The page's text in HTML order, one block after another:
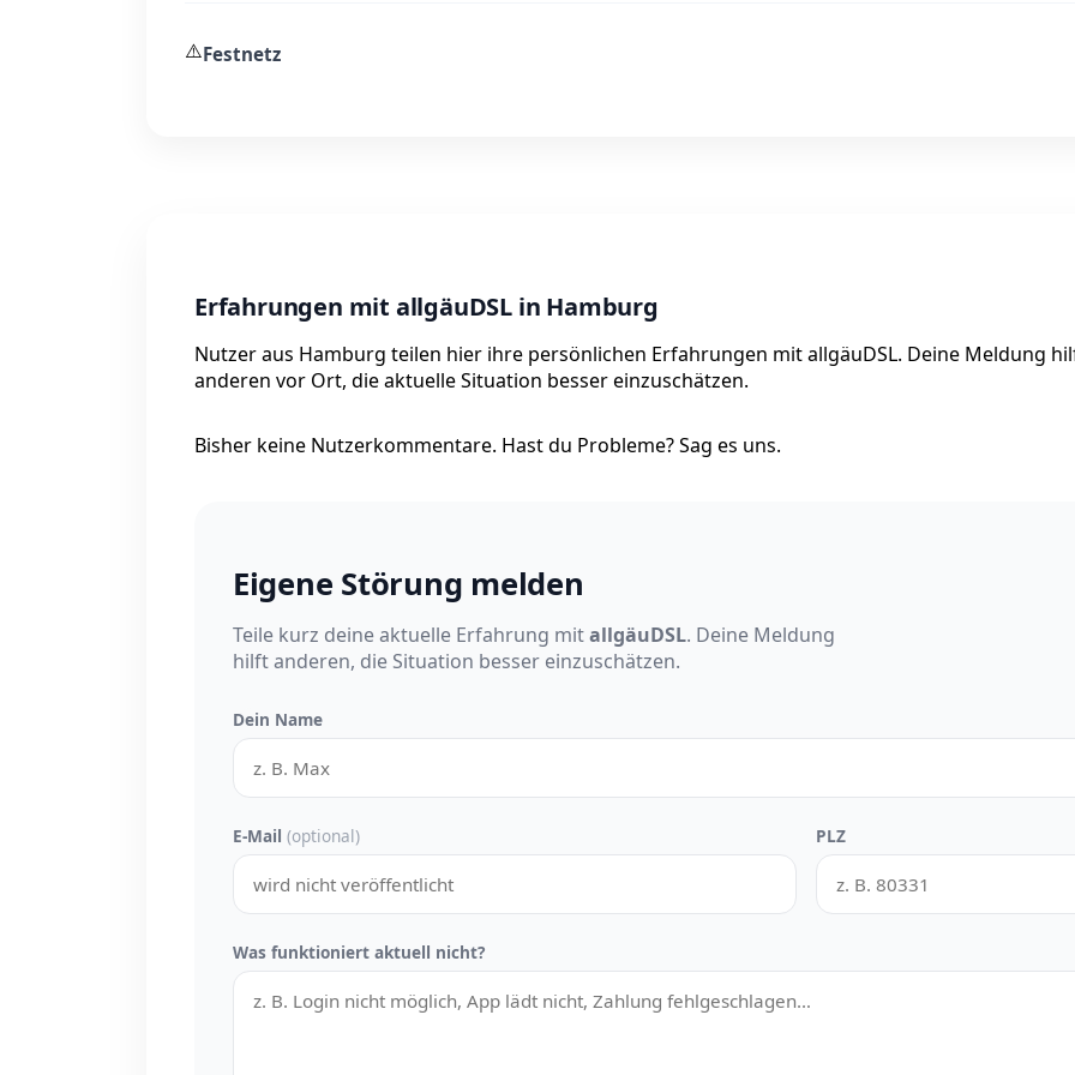
⚠️Festnetz
Erfahrungen mit allgäuDSL in Hamburg
Nutzer aus Hamburg teilen hier ihre persönlichen Erfahrungen mit allgäuDSL. Deine Meldung
anderen vor Ort, die aktuelle Situation besser einzuschätzen.
Bisher keine Nutzerkommentare. Hast du Probleme? Sag es uns.
Eigene Störung melden
Teile kurz deine aktuelle Erfahrung mitallgäuDSL. Deine Meldung
hilft anderen, die Situation besser einzuschätzen.
Dein Name
E-Mail (optional) PLZ
Was funktioniert aktuell nicht?